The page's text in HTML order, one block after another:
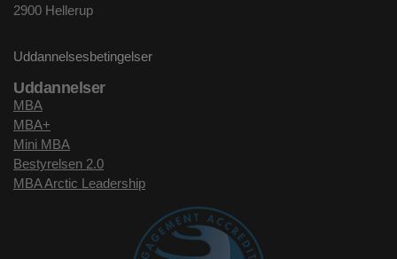
2900 Hellerup
Uddannelsesbetingelser
Uddannelser
MBA
MBA+
Mini MBA
Bestyrelsen 2.0
MBA Arctic Leadership